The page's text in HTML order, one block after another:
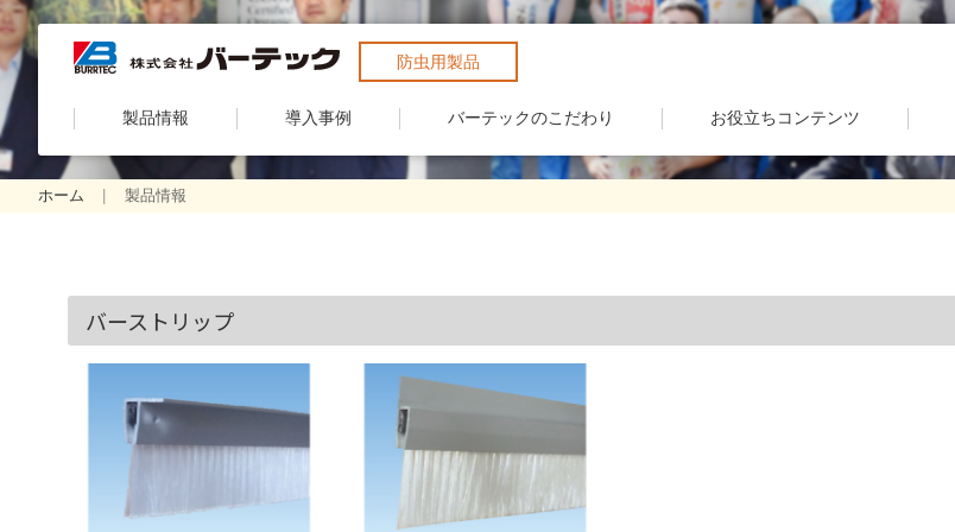
防虫用製品
製品情報 導入事例 バーテックのこだわり お役立ちコンテンツ
ホーム 製品情報
バーストリップ